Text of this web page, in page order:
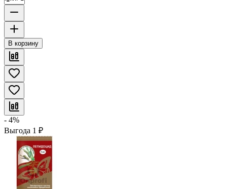
В корзину
- 4%
Выгода 1 ₽